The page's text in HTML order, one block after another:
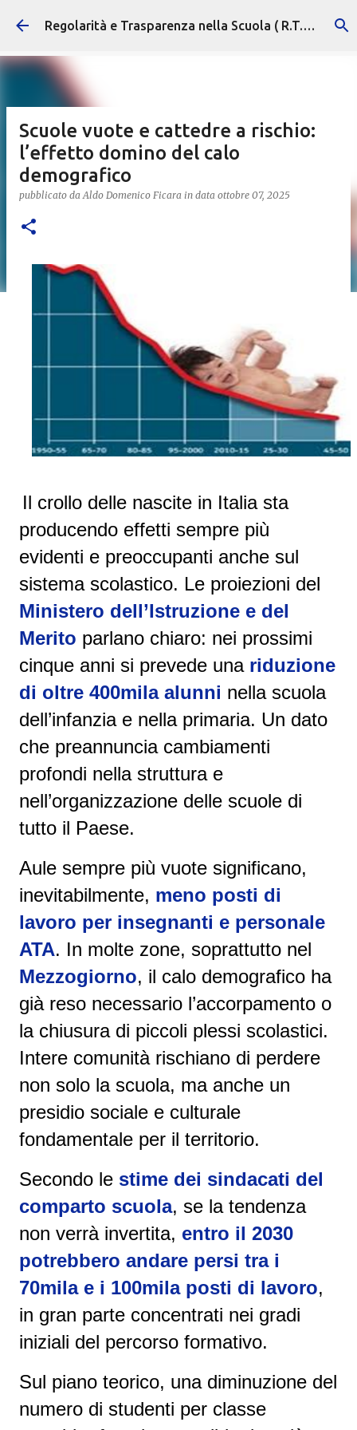
Passa ai contenuti principali Regolarità e Trasparenza nella Scuola ( R.T.S. )
Scuole vuote e cattedre a rischio:
l’effetto domino del calo
demografico
pubblicato daAldo Domenico Ficara in data ottobre 07, 2025
Il crollo delle nascite in Italia sta
producendo effetti sempre più
evidenti e preoccupanti anche sul
sistema scolastico. Le proiezioni del
Ministero dell’Istruzione e del
Merito parlano chiaro: nei prossimi
cinque anni si prevede una riduzione
di oltre 400mila alunni nella scuola
dell’infanzia e nella primaria. Un dato
che preannuncia cambiamenti
profondi nella struttura e
nell’organizzazione delle scuole di
tutto il Paese.
Aule sempre più vuote significano,
inevitabilmente, meno posti di
lavoro per insegnanti e personale
ATA. In molte zone, soprattutto nel
Mezzogiorno, il calo demografico ha
già reso necessario l’accorpamento o
la chiusura di piccoli plessi scolastici.
Intere comunità rischiano di perdere
non solo la scuola, ma anche un
presidio sociale e culturale
fondamentale per il territorio.
Secondo le stime dei sindacati del
comparto scuola, se la tendenza
non verrà invertita, entro il 2030
potrebbero andare persi tra i
70mila e i 100mila posti di lavoro,
in gran parte concentrati nei gradi
iniziali del percorso formativo.
Sul piano teorico, una diminuzione del
numero di studenti per classe